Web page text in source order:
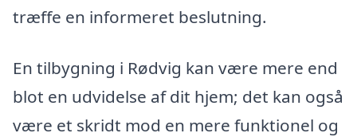
træffe en informeret beslutning.
En tilbygning i Rødvig kan være mere end
blot en udvidelse af dit hjem; det kan også
være et skridt mod en mere funktionel og